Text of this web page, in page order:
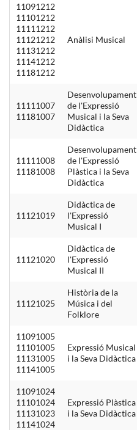
11091212
11101212
11111212
11121212
11131212
11141212
11181212
Anàlisi Musical
11111007
11181007
Desenvolupament
de l'Expressió
Musical i la Seva
Didàctica
11111008
11181008
Desenvolupament
de l'Expressió
Plàstica i la Seva
Didàctica
11121019
Didàctica de
l'Expressió
Musical I
11121020
Didàctica de
l'Expressió
Musical II
11121025
Història de la
Música i del
Folklore
11091005
11101005
11131005
11141005
Expressió Musical
i la Seva Didàctica
11091024
11101024
11131023
11141024
Expressió Plàstica
i la Seva Didàctica